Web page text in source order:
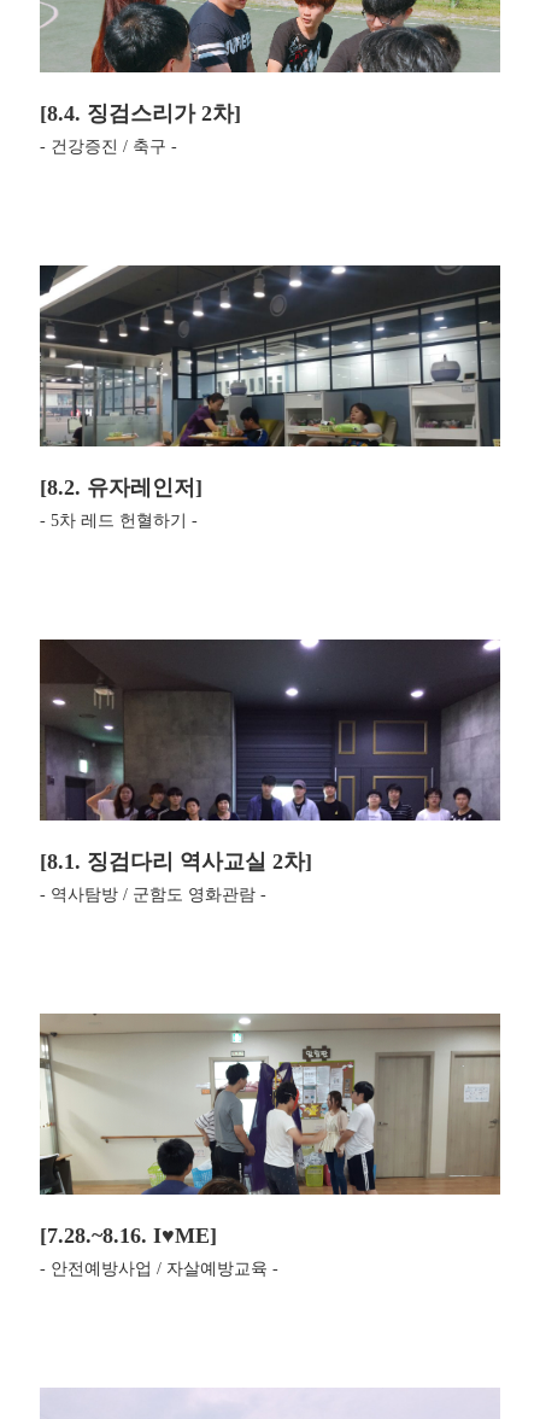
[8.4. 징검스리가 2차]
- 건강증진 / 축구 -
[8.2. 유자레인저]
- 5차 레드 헌혈하기 -
[8.1. 징검다리 역사교실 2차]
- 역사탐방 / 군함도 영화관람 -
[7.28.~8.16. I♥ME]
- 안전예방사업 / 자살예방교육 -